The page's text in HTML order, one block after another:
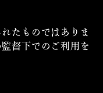
たものではありま
督下でのご利用を